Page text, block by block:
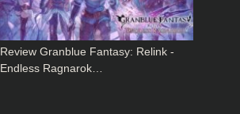
Review Granblue Fantasy: Relink -
Endless Ragnarok…